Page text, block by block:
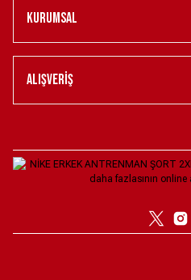
6.599,00 ₺
Türkiye Milli Takım Nike Kadın İç Saha
4.099,00 ₺
Türkiye Milli Takım Bağcıklı Retro Forma XL
Kurumsal
Alışveriş